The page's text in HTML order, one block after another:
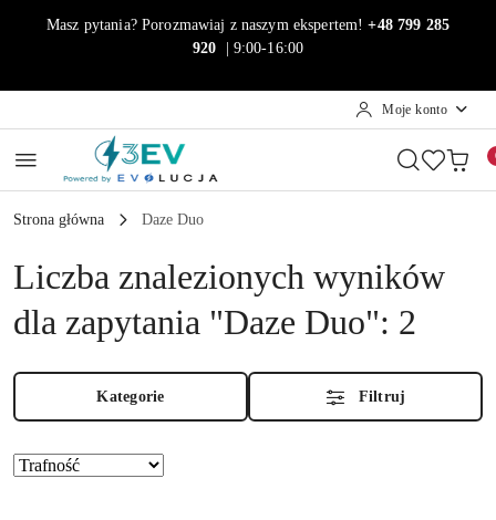
Przejdź do treści głównej
Przejdź do wyszukiwarki
Przejdź do moje konto
Przejdź do menu głównego
Przejdź do stopki
Masz pytania? Porozmawiaj z naszym ekspertem!+48 799 285
920
| 9:00-16:00
Moje konto
Strona główna Daze Duo
Liczba znalezionych wyników
dla zapytania "Daze Duo": 2
Kategorie Filtruj
Sortuj